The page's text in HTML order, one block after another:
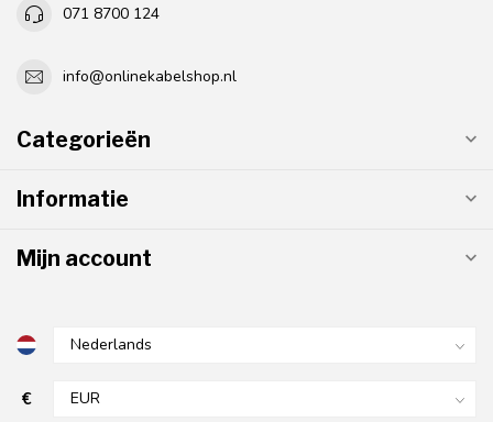
071 8700 124
info@onlinekabelshop.nl
Categorieën
Informatie
Mijn account
€